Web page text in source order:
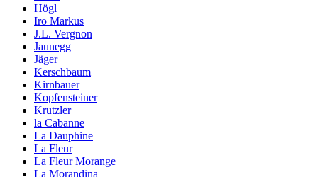
Högl
Iro Markus
J.L. Vergnon
Jaunegg
Jäger
Kerschbaum
Kirnbauer
Kopfensteiner
Krutzler
la Cabanne
La Dauphine
La Fleur
La Fleur Morange
La Morandina